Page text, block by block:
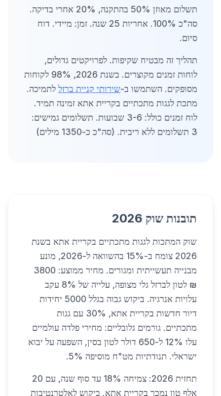
תשלום מאוזן 50% בהתקנה, 20% אחרי בדיקה.
סה"כ 100%. אחריות 25 שנה. זמן: מיידי. דוח
סיום.
תהליך זה מבטיח שקיפות. לפרויקטים גדולים,
לוחות זמנים מקוצרים. בשנת 2026, 98% לקוחות
מסופקים. השתמשו ב-שירותי קניית ברזל לתמיכה.
מתכת לגגות מתכתיים בקריית אתא זמינה תמיד.
לוח זמנים כולל: 3-6 שבועות. תשלומים גמישים:
3 תשלומים ללא ריבית. (סה"כ כ-1350 מילים)
תובנות שוק 2026
שוק המתכות לגגות מתכתיים בקריית אתא בשנת
2026 צומח ב-15% בהשוואה ל-2026, מונע
מבנייה תעשייתית ומגורים. מחיר ממוצע: 3800
₪ לטון לברזל גלי מצופה, עלייה של 8% עקב
עלויות אנרגיה. ביקוש גבוה בגלל 5000 יחידות
דיור חדשות בקריית אתא, 30% עם גגות
מתכתיים. גורמים גלובליים: מחירי פלדה עולמיים
עלו 12% ל-650 דולר לטון בסין, השפעה על יבוא
ישראלי. תנודתיות מט"ח מוסיפה 5%.
תחזית 2026: צמיחה 18% עד סוף שנה, עם 20
אלף טון נמכר בקריית אתא. ביקוש לאלטרנטיבות